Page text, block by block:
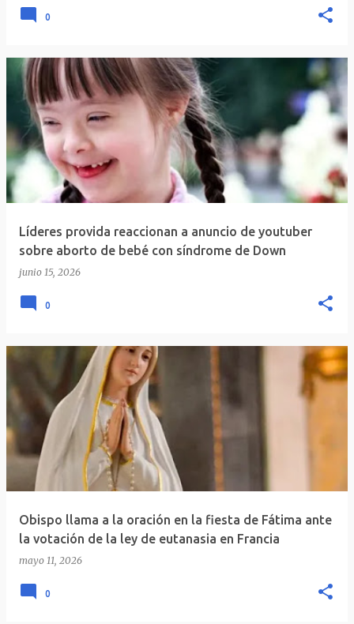
0
Líderes provida reaccionan a anuncio de youtuber
sobre aborto de bebé con síndrome de Down
junio 15, 2026
0
Obispo llama a la oración en la fiesta de Fátima ante
la votación de la ley de eutanasia en Francia
mayo 11, 2026
0